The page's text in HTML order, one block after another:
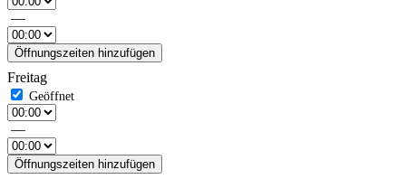
—
Öffnungszeiten hinzufügen
Freitag
—
Öffnungszeiten hinzufügen